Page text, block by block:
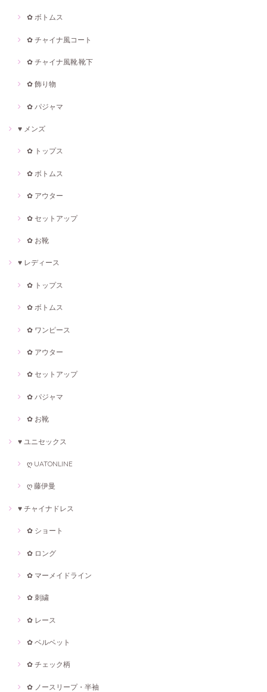
✿ ボトムス
✿ チャイナ風コート
✿ チャイナ風靴·靴下
✿ 飾り物
✿ パジャマ
♥ メンズ
✿ トップス
✿ ボトムス
✿ アウター
✿ セットアップ
✿ お靴
♥ レディース
✿ トップス
✿ ボトムス
✿ ワンピース
✿ アウター
✿ セットアップ
✿ パジャマ
✿ お靴
♥ ユニセックス
ღ UATONLINE
ღ 藤伊曼
♥ チャイナドレス
✿ ショート
✿ ロング
✿ マーメイドライン
✿ 刺繍
✿ レース
✿ ベルベット
✿ チェック柄
✿ ノースリープ・半袖